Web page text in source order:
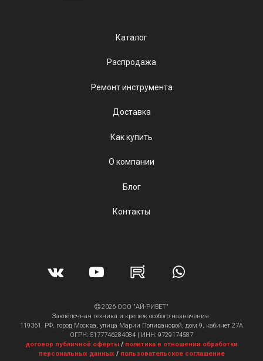
Каталог
Распродажа
Ремонт инструмента
Доставка
Как купить
О компании
Блог
Контакты
2026 ООО "АЙ-РИВЕТ"
Заклёпочная техника и крепеж особого назначения
119361, РФ, город Москва, улица Марии Поливановой, дом 9, кабинет 27А
ОГРН: 5177746284084 | ИНН: 9729174587
договор публичной оферты / политика в отношении обработки
персональных данных/ пользовательское соглашение